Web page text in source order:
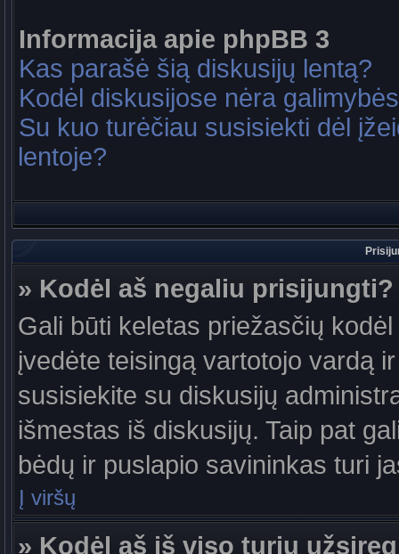
Informacija apie phpBB 3
Kas parašė šią diskusijų lentą?
Kodėl diskusijose nėra
Su kuo turėčiau susisiekti dėl
lentoje?
» Kodėl aš negaliu prisijungti?
Gali būti keletas priežasčių
įvedėte teisingą vartotojo vardą
susisiekite su diskusijų
išmestas iš diskusijų. Taip pat
bėdų ir puslapio savininkas turi
Į viršų
» Kodėl aš iš viso turiu